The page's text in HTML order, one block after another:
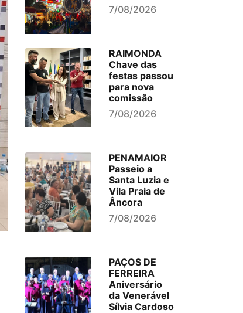
7/08/2026
RAIMONDA
Chave das
festas passou
para nova
comissão
7/08/2026
PENAMAIOR
Passeio a
Santa Luzia e
Vila Praia de
Âncora
7/08/2026
PAÇOS DE
FERREIRA
Aniversário
da Venerável
Sílvia Cardoso